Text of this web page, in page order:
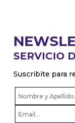
SERVICIO
Suscribite para